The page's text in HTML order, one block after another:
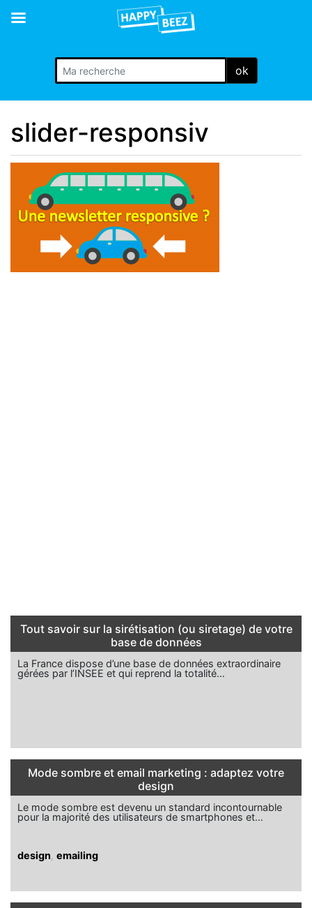
ok
slider-responsiv
Tout savoir sur la sirétisation (ou siretage) de votre
base de données
La France dispose d’une base de données extraordinaire
gérées par l’INSEE et qui reprend la totalité…
Mode sombre et email marketing : adaptez votre
design
Le mode sombre est devenu un standard incontournable
pour la majorité des utilisateurs de smartphones et…
design emailing